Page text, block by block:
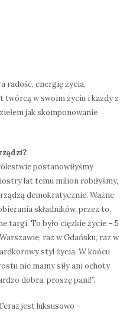
radość, energię życia,
twórcą w swoim życiu i każdy z
jak skomponowanie
postanowiłyśmy
lat temu milion robiłyśmy,
demokratycznie. Ważne
składników, przez to,
targi. To było ciężkie życie – 5
raz w Gdańsku, raz w
styl życia. W końcu
nie mamy siły ani ochoty
dobra, proszę pani!”.
jest luksusowo –